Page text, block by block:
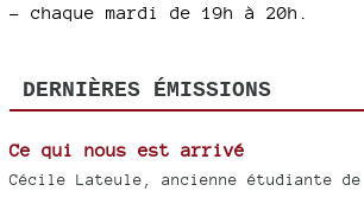
- chaque mardi de 19h à 20h.
DERNIÈRES ÉMISSIONS
Ce qui nous est arrivé
Cécile Lateule, ancienne étudiante de